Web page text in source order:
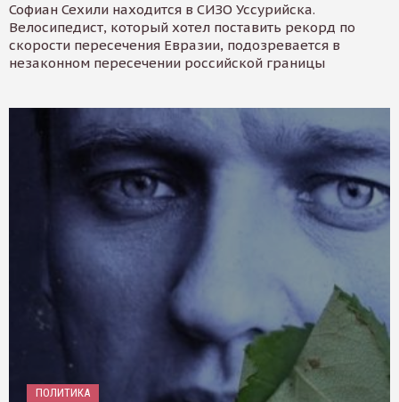
Софиан Сехили находится в СИЗО Уссурийска.
Велосипедист, который хотел поставить рекорд по
скорости пересечения Евразии, подозревается в
незаконном пересечении российской границы
ПОЛИТИКА